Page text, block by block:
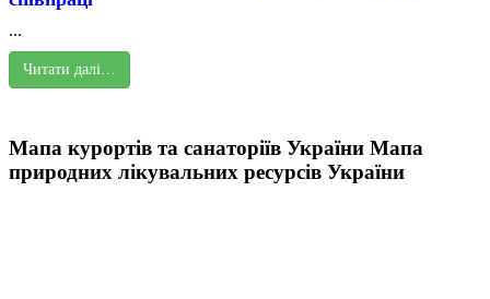
...
Читати далі…
Мапа курортів та санаторіїв України Мапа
природних лікувальних ресурсів України